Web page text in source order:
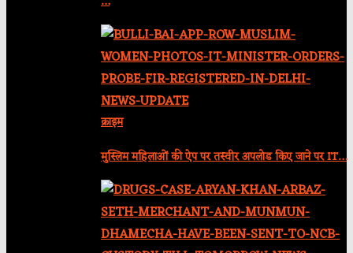
क्राइम
मुस्लिम महिलाओं की ऐप पर तस्वीर अपलोड किए जाने पर IT…